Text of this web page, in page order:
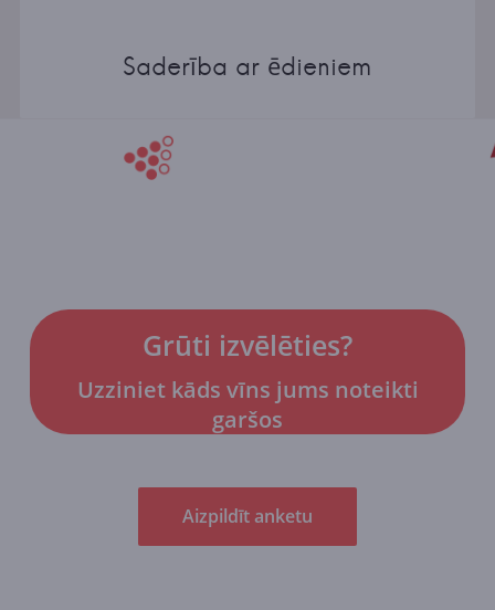
Saderība ar ēdieniem
Grūti izvēlēties?
Uzziniet kāds vīns jums noteikti
garšos
Aizpildīt anketu